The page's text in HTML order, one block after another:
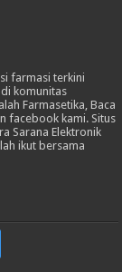
farmasi terkini
komunitas
Farmasetika, Baca
facebook kami. Situs
Sarana Elektronik
ikut bersama